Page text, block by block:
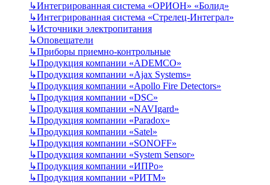
↳Интегрированная система «ОРИОН» «Болид»
↳Интегрированная система «Стрелец-Интеграл»
↳Источники электропитания
↳Оповещатели
↳Приборы приемно-контрольные
↳Продукция компании «ADEMCO»
↳Продукция компании «Ajax Systems»
↳Продукция компании «Apollo Fire Detectors»
↳Продукция компании «DSC»
↳Продукция компании «NAVIgard»
↳Продукция компании «Paradox»
↳Продукция компании «Satel»
↳Продукция компании «SONOFF»
↳Продукция компании «System Sensor»
↳Продукция компании «ИПРо»
↳Продукция компании «РИТМ»